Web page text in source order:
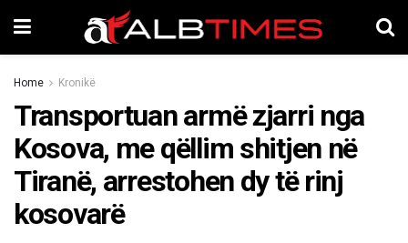
Home Kronikë
Transportuan armë zjarri nga
Kosova, me qëllim shitjen në
Tiranë, arrestohen dy të rinj
kosovarë